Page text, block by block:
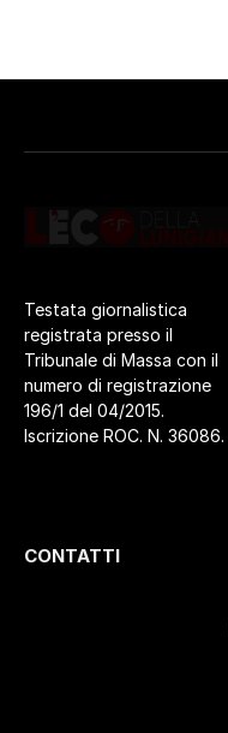
Testata giornalistica
registrata presso il
Tribunale di Massa con il
numero di registrazione
196/1 del 04/2015.
Iscrizione ROC. N. 36086.
CONTATTI